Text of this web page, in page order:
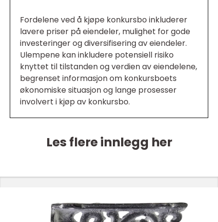
Fordelene ved å kjøpe konkursbo inkluderer
lavere priser på eiendeler, mulighet for gode
investeringer og diversifisering av eiendeler.
Ulempene kan inkludere potensiell risiko
knyttet til tilstanden og verdien av eiendelene,
begrenset informasjon om konkursboets
økonomiske situasjon og lange prosesser
involvert i kjøp av konkursbo.
Les flere innlegg her